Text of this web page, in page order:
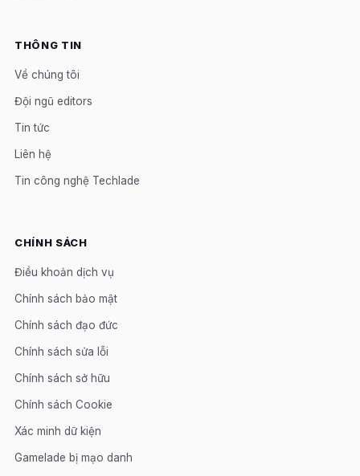
THÔNG TIN
Về chúng tôi
Đội ngũ editors
Tin tức
Liên hệ
Tin công nghệ Techlade
CHÍNH SÁCH
Điều khoản dịch vụ
Chính sách bảo mật
Chính sách đạo đức
Chính sách sửa lỗi
Chính sách sở hữu
Chính sách Cookie
Xác minh dữ kiện
Gamelade bị mạo danh